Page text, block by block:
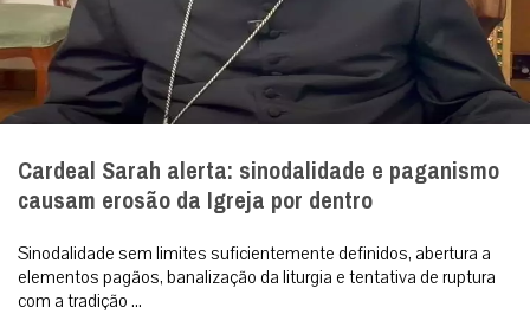
Cardeal Sarah alerta: sinodalidade e paganismo
causam erosão da Igreja por dentro
Sinodalidade sem limites suficientemente definidos, abertura a
elementos pagãos, banalização da liturgia e tentativa de ruptura
com a tradição ...